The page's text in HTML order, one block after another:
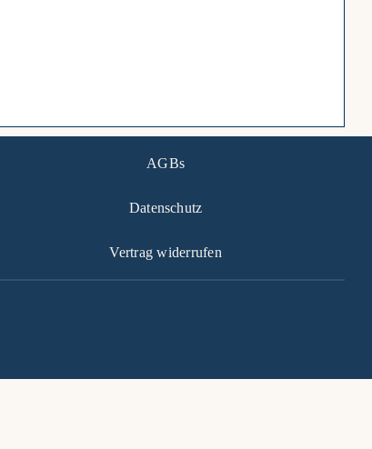
AGBs
Datenschutz
Vertrag widerrufen